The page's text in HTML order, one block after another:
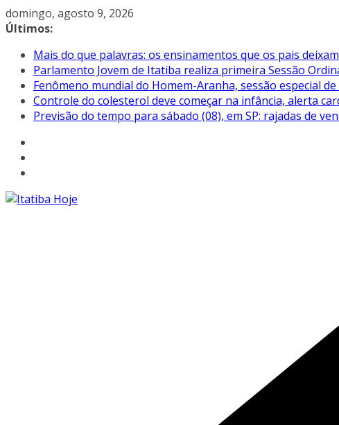
Pular
para
conteúdo
domingo, agosto 9, 2026
Últimos:
Mais do que palavras: os ensinamentos que os pais
Parlamento Jovem de Itatiba realiza primeira Sessão
Fenômeno mundial do Homem-Aranha, sessão especial
Controle do colesterol deve começar na infância, alerta
Previsão do tempo para sábado (08), em SP: rajadas de